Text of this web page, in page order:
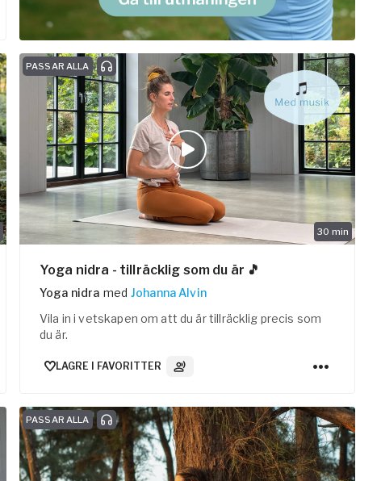
30 min
PASSAR ALLA
Yoga nidra - tillräcklig som du är 🎵
Yoga nidra med Johanna Alvin
Vila in i vetskapen om att du är tillräcklig precis som
du är.
LAGRE I FAVORITTER 3 Lydspor
PASSAR ALLA